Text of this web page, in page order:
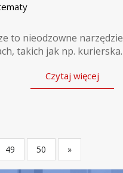
to nieodzowne narzędzie
takich jak np. kurierska.
Czytaj więcej
49 50 »